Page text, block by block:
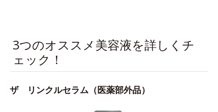
3つのオススメ美容液を詳しくチ
ェック！
ザ リンクルセラム（医薬部外品）